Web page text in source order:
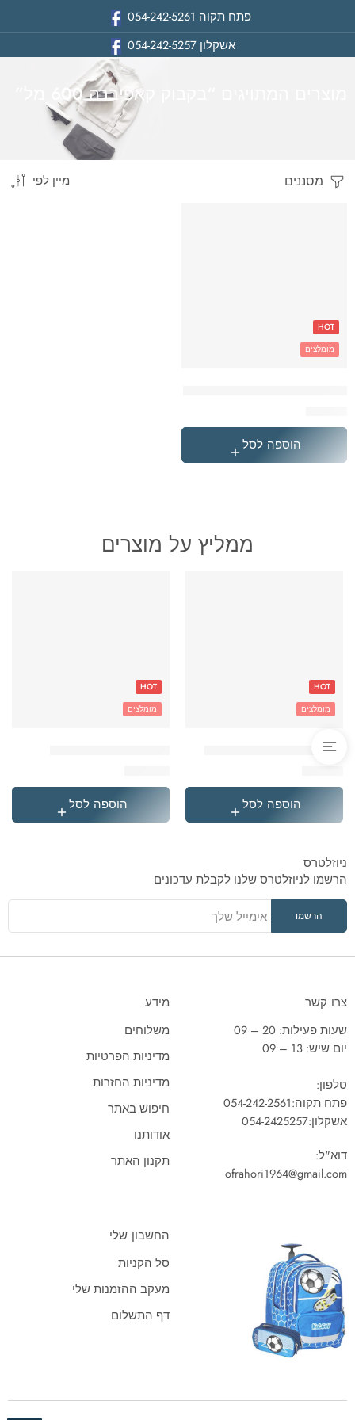
פתח תקוה 054-242-5261
אשקלון054-242-5257
מוצרים המתויגים “בקבוק קאפיברה 600 מל”
ביתמסננים מיין לפי
HOT
מומלצים
הוספה לסל
ממליץ על מוצרים
'בקבוק תרמי נירוסטה סטיץ
HOT
מומלצים
הוספה לסל
HOT
מומלצים
הוספה לסל
ניוזלטרס
הרשמו לניוזלטרס שלנו לקבלת עדכונים
צרו קשר
שעות פעילות: 20 – 09
יום שיש: 13 – 09
טלפון:
פתח תקוה:054-242-2561
אשקלון:054-2425257
דוא"ל:
ofrahori1964@gmail.com
מידע
משלוחים
מדיניות הפרטיות
מדיניות החזרות
חיפוש באתר
אודותנו
תקנון האתר
החשבון שלי
סל הקניות
מעקב ההזמנות שלי
דף התשלום